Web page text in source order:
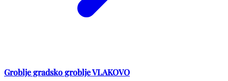
Groblje gradsko groblje VLAKOVO